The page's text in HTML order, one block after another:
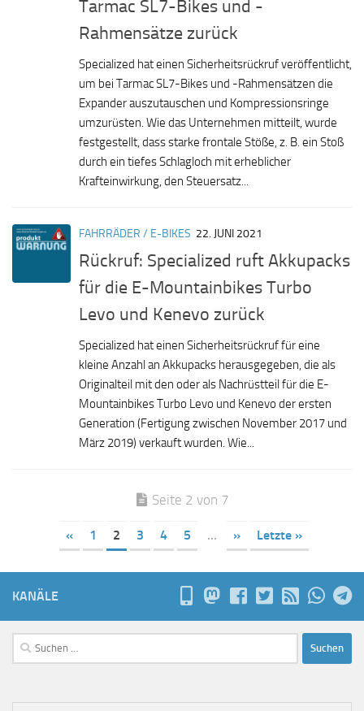
Tarmac SL7-Bikes und -
Rahmensätze zurück
Specialized hat einen Sicherheitsrückruf veröffentlicht,
um bei Tarmac SL7-Bikes und -Rahmensätzen die
Expander auszutauschen und Kompressionsringe
umzurüsten. Wie das Unternehmen mitteilt, wurde
festgestellt, dass starke frontale Stöße, z. B. ein Stoß
durch ein tiefes Schlagloch mit erheblicher
Krafteinwirkung, den Steuersatz...
FAHRRÄDER / E-BIKES 22. JUNI 2021
Rückruf: Specialized ruft Akkupacks
für die E-Mountainbikes Turbo
Levo und Kenevo zurück
Specialized hat einen Sicherheitsrückruf für eine
kleine Anzahl an Akkupacks herausgegeben, die als
Originalteil mit den oder als Nachrüstteil für die E-
Mountainbikes Turbo Levo und Kenevo der ersten
Generation (Fertigung zwischen November 2017 und
März 2019) verkauft wurden. Wie...
Seite 2 von 7
« 1 2 3 4 5 ... » Letzte »
KANÄLE
Suchen
nach: